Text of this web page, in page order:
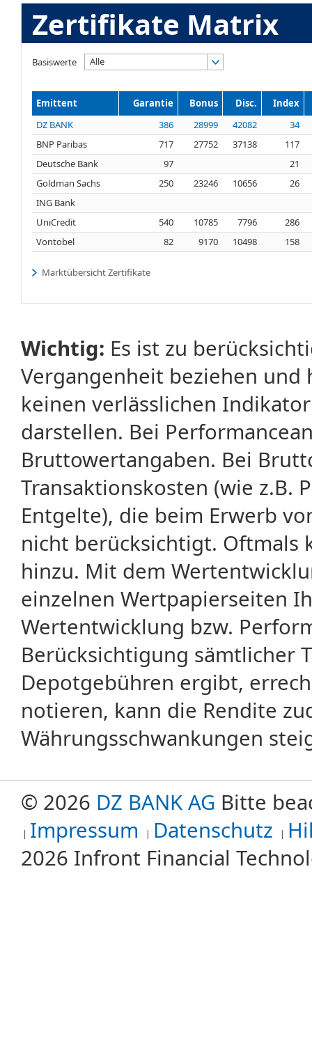
Zertifikate Matrix
Basiswerte Alle
Emittent Garantie Bonus Disc.
Index
DZ BANK
386 28999 42082
34
BNP Paribas
717 27752 37138
117
Deutsche Bank
97
21
Goldman Sachs
250 23246 10656
26
ING Bank
UniCredit
540 10785 7796
286
Vontobel
82 9170 10498 158
Marktübersicht Zertifikate
Wichtig: Es ist zu
Vergangenheit beziehen
keinen verlässlichen
darstellen. Bei
Bruttowertangaben. Bei
Transaktionskosten (wie z.B.
Entgelte), die beim Erwerb
nicht berücksichtigt. Oftmals
hinzu. Mit dem
einzelnen Wertpapierseiten
Wertentwicklung bzw.
Berücksichtigung sämtlicher
Depotgebühren ergibt,
notieren, kann die Rendite
Währungsschwankungen
© 2026 DZ BANK AG Bitte
Impressum
Datenschutz
2026 Infront Financial